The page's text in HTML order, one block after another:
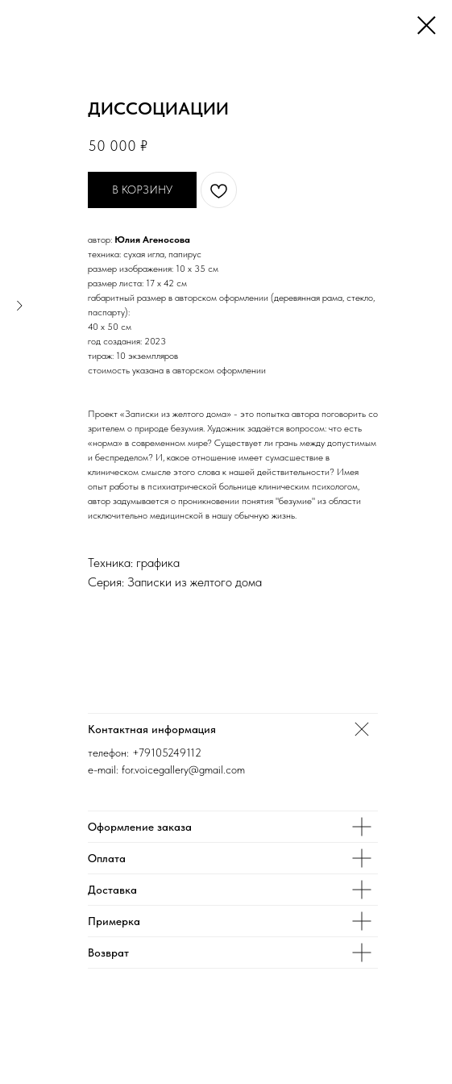
ДИССОЦИАЦИИ
50 000 ₽
В КОРЗИНУ
автор: Юлия Агеносова
техника: сухая игла, папирус
размер изображения: 10 х 35 см
размер листа: 17 х 42 см
габаритный размер в авторском оформлении (деревянная рама, стекло,
паспарту):
40 х 50 см
год создания: 2023
тираж: 10 экземпляров
стоимость указана в авторском оформлении
Проект «Записки из желтого дома» - это попытка автора поговорить со
зрителем о природе безумия. Художник задаётся вопросом: что есть
«норма» в современном мире? Существует ли грань между допустимым
и беспределом? И, какое отношение имеет сумасшествие в
клиническом смысле этого слова к нашей действительности? Имея
опыт работы в психиатрической больнице клиническим психологом,
автор задумывается о проникновении понятия "безумие" из области
исключительно медицинской в нашу обычную жизнь.
Техника: графика
Серия: Записки из желтого дома
Контактная информация
телефон: +79105249112
e-mail: for.voicegallery@gmail.com
Оформление заказа
Оплата
Доставка
Примерка
Возврат